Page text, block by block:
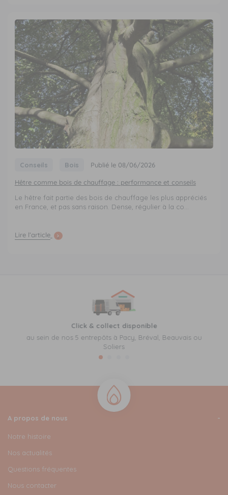
Conseils Bois Publié le 08/06/2026
Hêtre comme bois de chauffage : performance et conseils
Le hêtre fait partie des bois de chauffage les plus appréciés
en France, et pas sans raison. Dense, régulier à la co...
Lire l’article
Click & collect disponible
au sein de nos 5 entrepôts à Pacy, Bréval, Beauvais ou
Soliers
A propos de nous
Notre histoire
Nos actualités
Questions fréquentes
Nous contacter